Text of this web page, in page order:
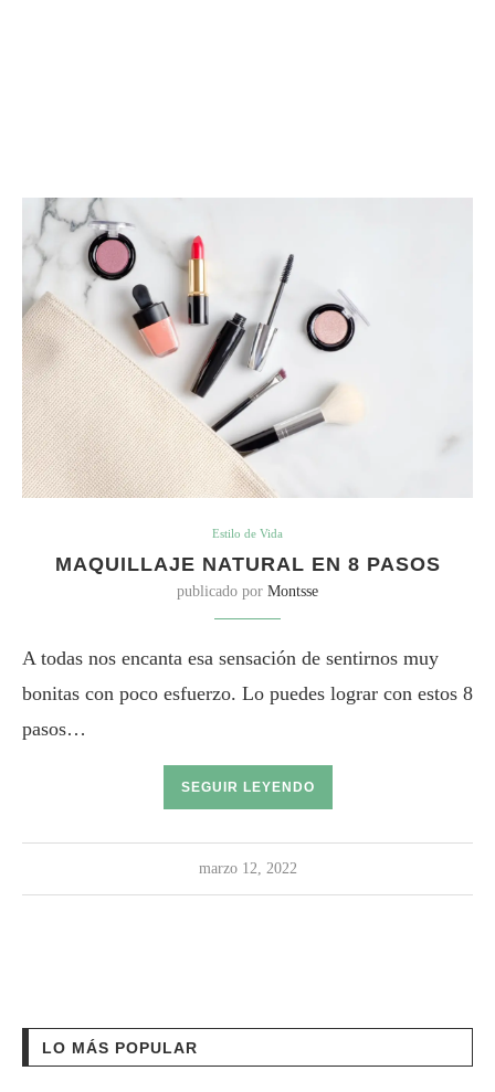
Estilo de Vida
MAQUILLAJE NATURAL EN 8 PASOS
publicado por Montsse
A todas nos encanta esa sensación de sentirnos muy
bonitas con poco esfuerzo. Lo puedes lograr con estos 8
pasos…
SEGUIR LEYENDO
marzo 12, 2022
LO MÁS POPULAR